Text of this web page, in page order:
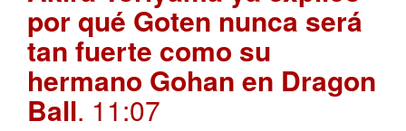
por qué Goten nunca será
tan fuerte como su
hermano Gohan en Dragon
Ball. 11:07